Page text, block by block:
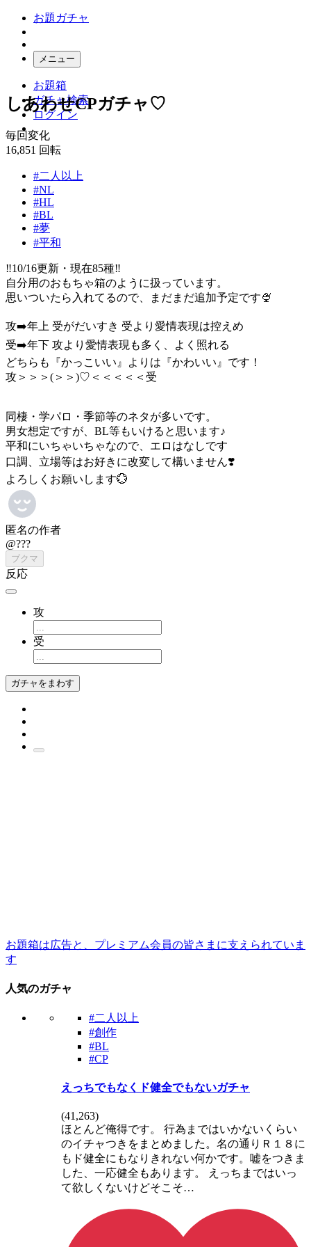
お題ガチャ
メニュー
お題箱
ガチャ検索
ログイン
しあわせCPガチャ♡
毎回変化
16,851 回転
#二人以上
#NL
#HL
#BL
#夢
#平和
‼️10/16更新・現在85種‼️
自分用のおもちゃ箱のように扱っています。
思いついたら入れてるので、まだまだ追加予定です🍨
攻➡️年上 受がだいすき 受より愛情表現は控えめ
受➡️年下 攻より愛情表現も多く、よく照れる
どちらも『かっこいい』よりは『かわいい』です！
攻＞＞＞(＞＞)♡＜＜＜＜＜受
同棲・学パロ・季節等のネタが多いです。
男女想定ですが、BL等もいけると思います♪
平和にいちゃいちゃなので、エロはなしです
口調、立場等はお好きに改変して構いません❣️
よろしくお願いします💮
匿名の作者
@???
ブクマ
反応
攻
受
ガチャをまわす
お題箱は広告と、プレミアム会員の皆さまに支えられていま
す
人気のガチャ
#二人以上
#創作
#BL
#CP
えっちでもなくド健全でもないガチャ
(41,263)
ほとんど俺得です。 行為まではいかないくらい
のイチャつきをまとめました。名の通りＲ１８に
もド健全にもなりきれない何かです。嘘をつきま
した、一応健全もあります。 えっちまではいっ
て欲しくないけどそこそ…